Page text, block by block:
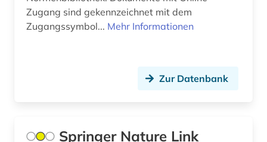
Zugang sind gekennzeichnet mit dem
Zugangssymbol... Mehr Informationen
Zur Datenbank
Springer Nature Link